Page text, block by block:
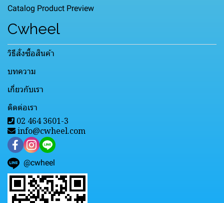
Catalog Product Preview
Cwheel
วิธีสั่งซื้อสินค้า
บทความ
เกี่ยวกับเรา
ติดต่อเรา
02 464 3601-3
info@cwheel.com
@cwheel